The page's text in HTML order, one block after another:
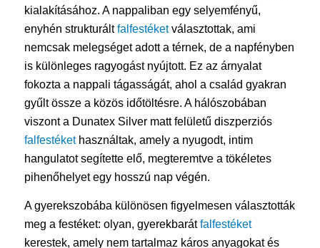
kialakításához. A nappaliban egy selyemfényű,
enyhén strukturáltfalfestéketválasztottak, ami
nemcsak melegséget adott a térnek, de a napfényben
is különleges ragyogást nyújtott. Ez az árnyalat
fokozta a nappali tágasságát, ahol a család gyakran
gyűlt össze a közös időtöltésre. A hálószobában
viszont a Dunatex Silver matt felületű diszperziós
falfestékethasználtak, amely a nyugodt, intim
hangulatot segítette elő, megteremtve a tökéletes
pihenőhelyet egy hosszú nap végén.
A gyerekszobába különösen figyelmesen választották
meg a festéket: olyan, gyerekbarátfalfestéket
kerestek, amely nem tartalmaz káros anyagokat és